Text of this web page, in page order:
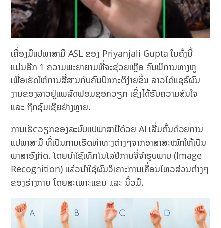
ເຄື່ອງມືແປພາສາມື ASL ຂອງ Priyanjali Gupta ໃນຄັ້ງນີ້
ແມ່ນອີກ 1 ຄວາມພະຍາຍາມທີ່ຈະຊ່ວຍເຫຼືອ ຄົນພິການທາງຫູ
ເພື່ອເຮັດໃຫ້ການສື່ສານກັບຄົນປົກກະຕິງ່າຍຂຶ້ນ ລາວໄດ້ແຊຣ໌ຜົນ
ງານຂອງລາວຢູ່ແພລັດຟອມຊອກວຽກ ເຊິ່ງໄດ້ຮັບຄວາມສົນໃຈ
ແລະ ຖືກຊົມເຊີຍຢ່າງຫຼາຍ.
ການເຮັດວຽກຂອງລະບົບແປພາສາມືດ້ວຍ AI ເລີ່ມຕົ້ນດ້ວຍການ
ແປພາສາມື ທີ່ເປັນການເຮັດທ່າທາງຕ່າງໆຈາກອາສາສະໝັກໃຫ້ເປັນ
ພາສາອັງກິດ. ໂດຍນຳໃຊ້ເທັກໂນໂລຢີການຈື່ຈຳຮູບພາບ (Image
Recognition) ແລ້ວນຳໃຊ້ຜົນວິເຄາະການເຄື່ອນໄຫວສ່ວນຕ່າງໆ
ຂອງຮ່າງກາຍ ໂດຍສະເພາະແຂນ ແລະ ນິ້ວມື.